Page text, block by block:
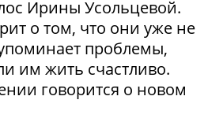
Ирины Усольцевой.
о том, что они уже не
проблемы,
им жить счастливо.
говорится о новом